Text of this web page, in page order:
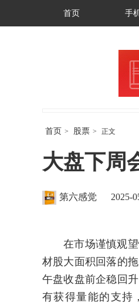
首页 手
首页 > 股票 > 正文
大盘下周
第六感觉 2025-
在市场谨慎观
材股大面积回落的
午盘收盘前企稳回
有获得量能的支持